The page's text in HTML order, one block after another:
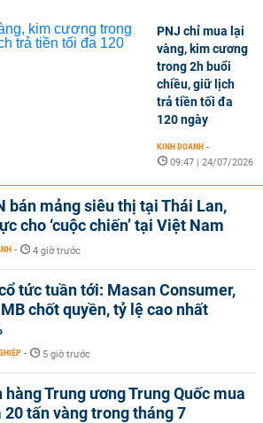
PNJ chỉ mua lại
vàng, kim cương
trong 2h buổi
chiều, giữ lịch
trả tiền tối đa
120 ngày
KINH DOANH -
09:47 | 24/07/2026
bán mảng siêu thị tại Thái Lan,
cho ‘cuộc chiến’ tại Việt Nam
- 4 giờ trước
tức tuần tới: Masan Consumer,
MB chốt quyền, tỷ lệ cao nhất
- 5 giờ trước
hàng Trung ương Trung Quốc mua
20 tấn vàng trong tháng 7